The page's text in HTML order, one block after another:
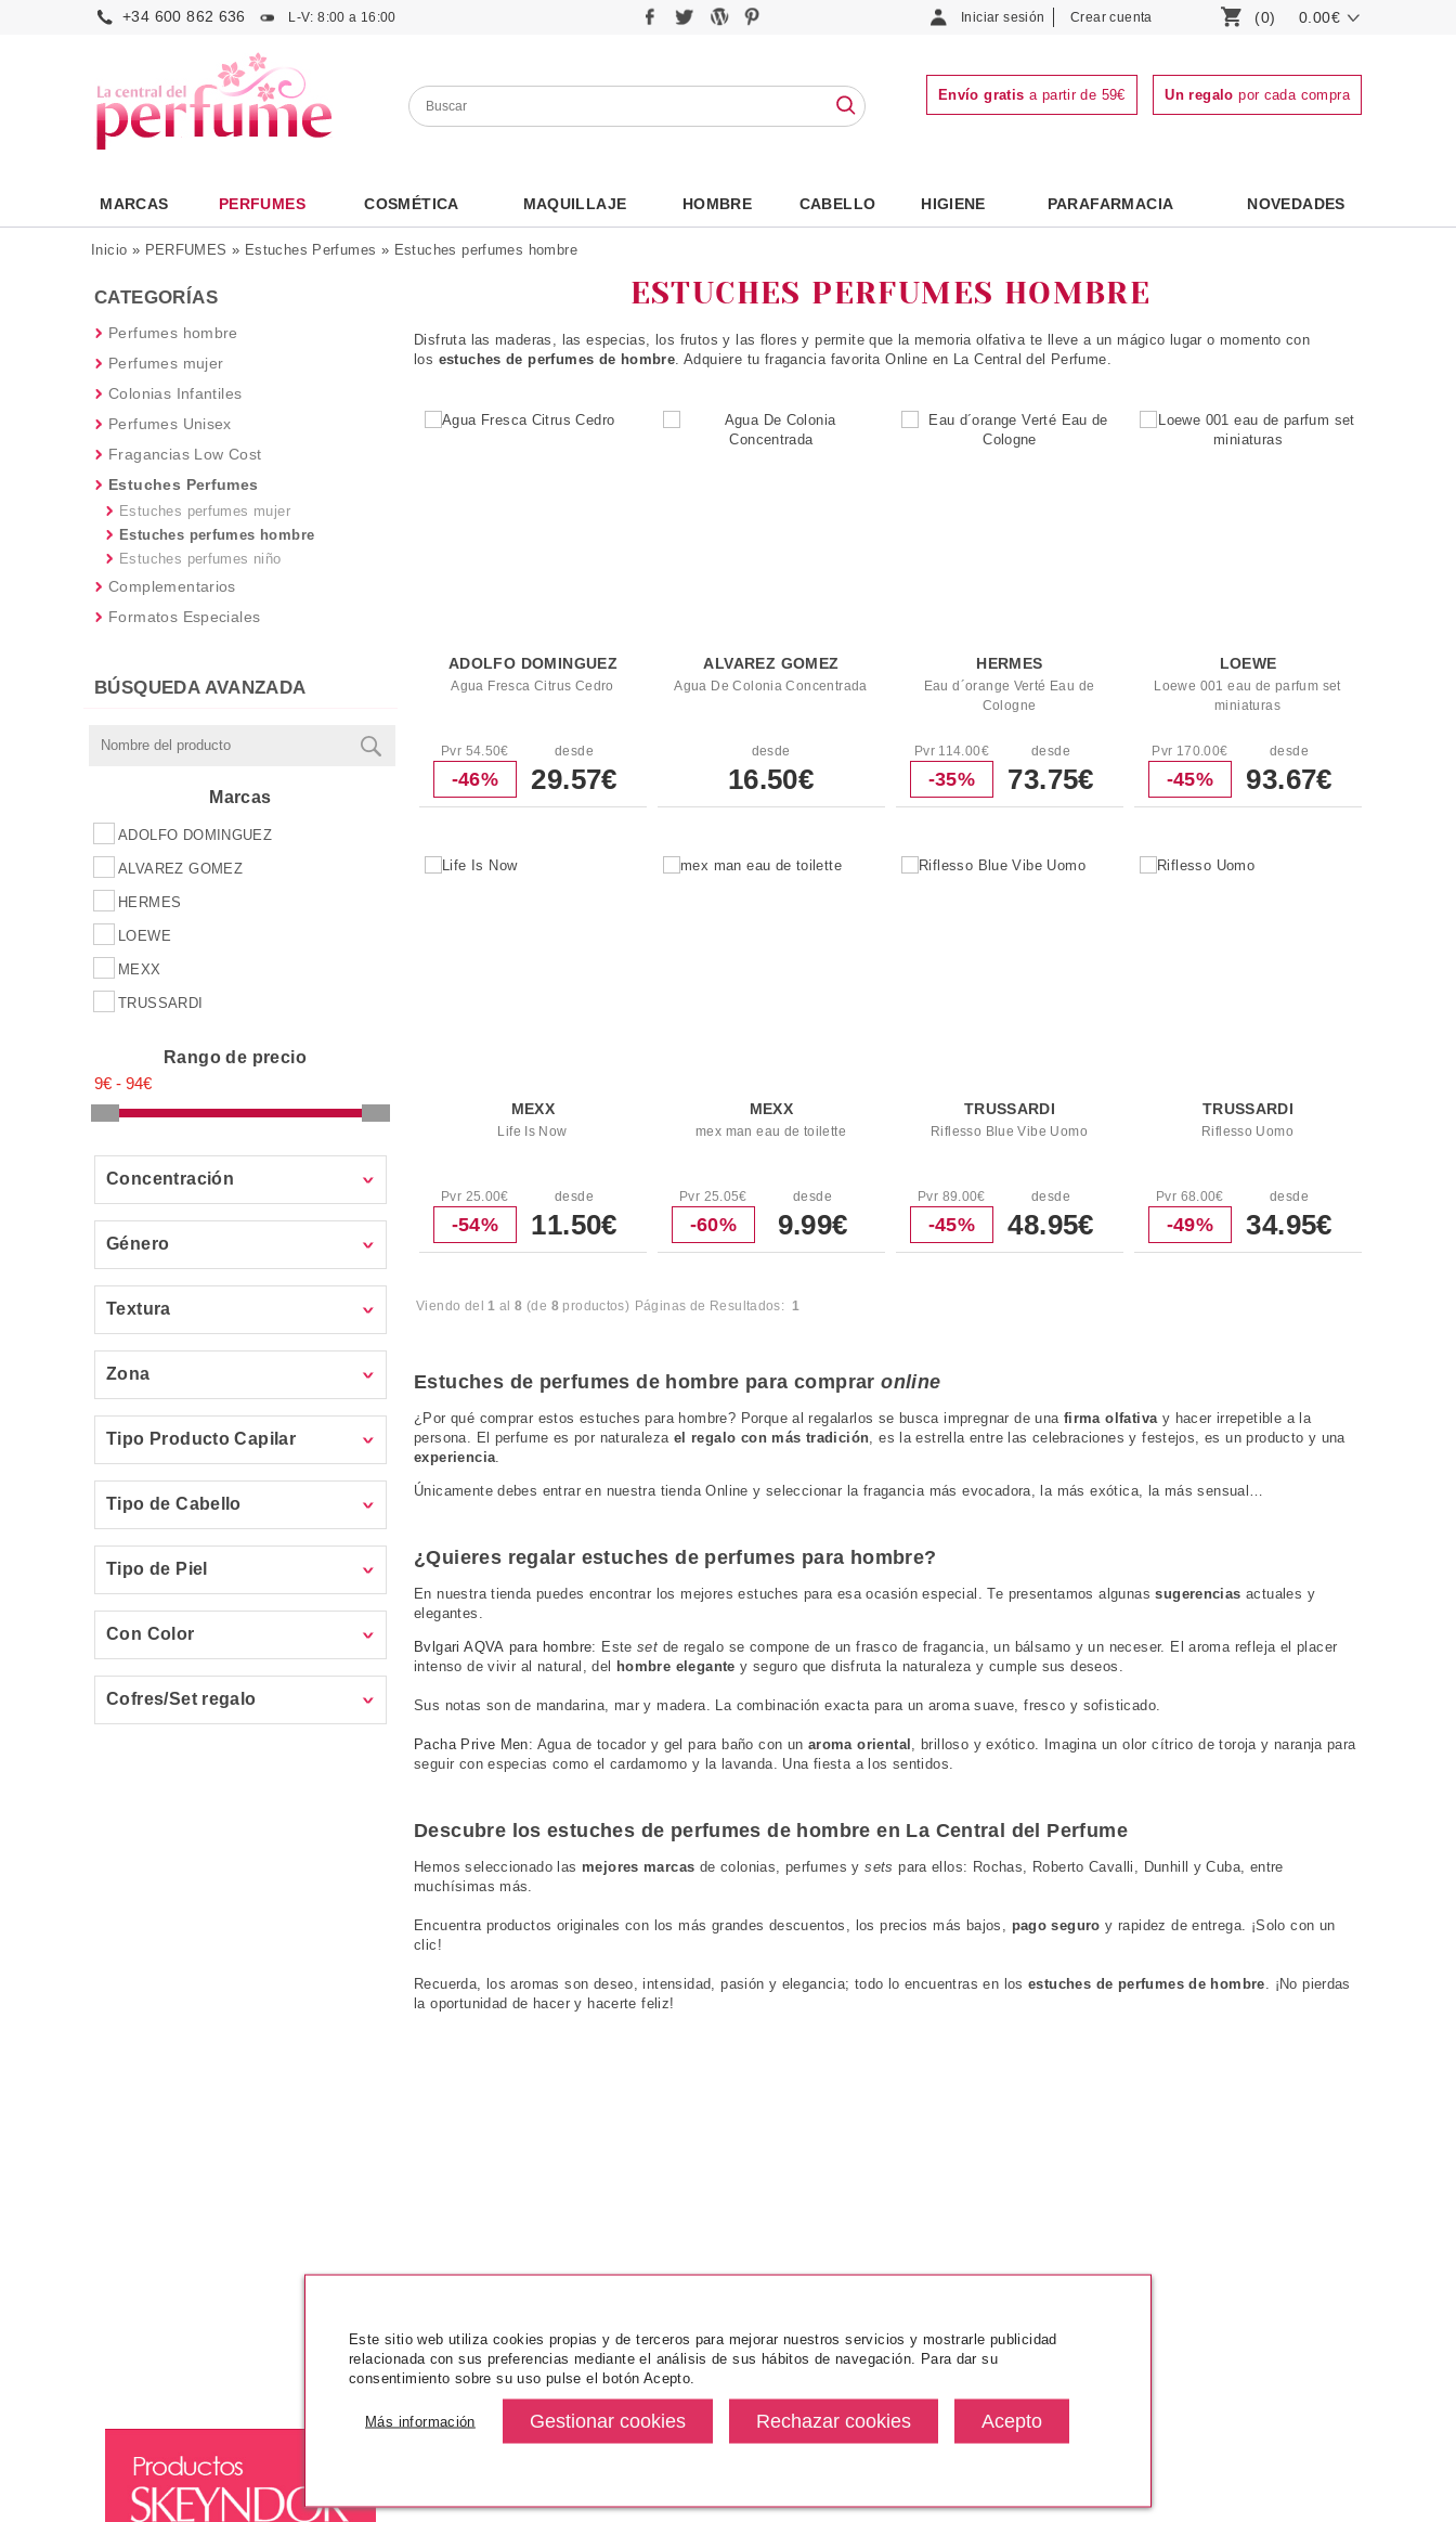
+34 600 862 636 L-V: 8:00 a 16:00 Iniciar sesión Crear cuenta (0) 0.00€
Envío gratis a partir de 59€ Un regalo por cada compra
MARCAS PERFUMES COSMÉTICA MAQUILLAJE HOMBRE CABELLO HIGIENE PARAFARMACIA NOVEDADES
Inicio » PERFUMES » Estuches Perfumes » Estuches perfumes hombre
CATEGORÍAS
Perfumes hombre
Perfumes mujer
Colonias Infantiles
Perfumes Unisex
Fragancias Low Cost
Estuches Perfumes
Estuches perfumes mujer
Estuches perfumes hombre
Estuches perfumes niño
Complementarios
Formatos Especiales
BÚSQUEDA AVANZADA
Marcas
ADOLFO DOMINGUEZ
ALVAREZ GOMEZ
HERMES
LOEWE
MEXX
TRUSSARDI
Rango de precio
Concentración
Género
Textura
Zona
Tipo Producto Capilar
Tipo de Cabello
Tipo de Piel
Con Color
Cofres/Set regalo
ESTUCHES PERFUMES HOMBRE
Disfruta las maderas, las especias, los frutos y las flores y permite que la memoria olfativa te lleve a un mágico lugar o momento con
los estuches de perfumes de hombre. Adquiere tu fragancia favorita Online en La Central del Perfume.
ADOLFO DOMINGUEZ
Agua Fresca Citrus Cedro
Pvr 54.50€
-46%
desde
29.57€
ALVAREZ GOMEZ
Agua De Colonia Concentrada
desde
16.50€
HERMES
Eau d´orange Verté Eau de
Cologne
Pvr 114.00€
-35%
desde
73.75€
LOEWE
Loewe 001 eau de parfum set
miniaturas
Pvr 170.00€
-45%
desde
93.67€
MEXX
Life Is Now
Pvr 25.00€
-54%
desde
11.50€
MEXX
mex man eau de toilette
Pvr 25.05€
-60%
desde
9.99€
TRUSSARDI
Riflesso Blue Vibe Uomo
Pvr 89.00€
-45%
desde
48.95€
TRUSSARDI
Riflesso Uomo
Pvr 68.00€
-49%
desde
34.95€
Viendo del1 al8 (de 8productos) Páginas de Resultados:1
Estuches de perfumes de hombre para compraronline
¿Por qué comprar estos estuches para hombre? Porque al regalarlos se busca impregnar de una firma olfativay hacer irrepetible a la
persona. El perfume es por naturaleza el regalo con más tradición, es la estrella entre las celebraciones y festejos, es un producto y una
experiencia.
Únicamente debes entrar en nuestra tienda Online y seleccionar la fragancia más evocadora, la más exótica, la más sensual…
¿Quieres regalar estuches de perfumes para hombre?
En nuestra tienda puedes encontrar los mejores estuches para esa ocasión especial. Te presentamos algunassugerencias actuales y
elegantes.
Bvlgari AQVA para hombre: Esteset de regalo se compone de un frasco de fragancia, un bálsamo y un neceser. El aroma refleja el placer
intenso de vivir al natural, del
hombre elegante y seguro que disfruta la naturaleza y cumple sus deseos.
Sus notas son de mandarina, mar y madera. La combinación exacta para un aroma suave, fresco y sofisticado.
Pacha Prive Men: Agua de tocador y gel para baño con un aroma oriental , brilloso y exótico. Imagina un olor cítrico detoroja y naranjapara
seguir con especias como el cardamomo y la lavanda. Una fiesta a los sentidos.
Descubre los estuches de perfumes de hombre en La Central del Perfume
Hemos seleccionado las mejores marcas de colonias, perfumes ysets para ellos: Rochas, Roberto Cavalli, Dunhill y Cuba, entre
muchísimas más.
Encuentra productos originales con los más grandes descuentos, los precios más bajos, pago seguro y rapidez de entrega. ¡Solo con un
clic!
Recuerda, los aromas son deseo, intensidad, pasión y elegancia; todo lo encuentras en losestuches de perfumes de hombre. ¡No pierdas
la oportunidad de hacer y hacerte feliz!
Este sitio web utiliza cookies propias y de terceros para mejorar nuestros servicios y mostrarle publicidad
relacionada con sus preferencias mediante el análisis de sus hábitos de navegación. Para dar su
consentimiento sobre su uso pulse el botón Acepto.
Más información